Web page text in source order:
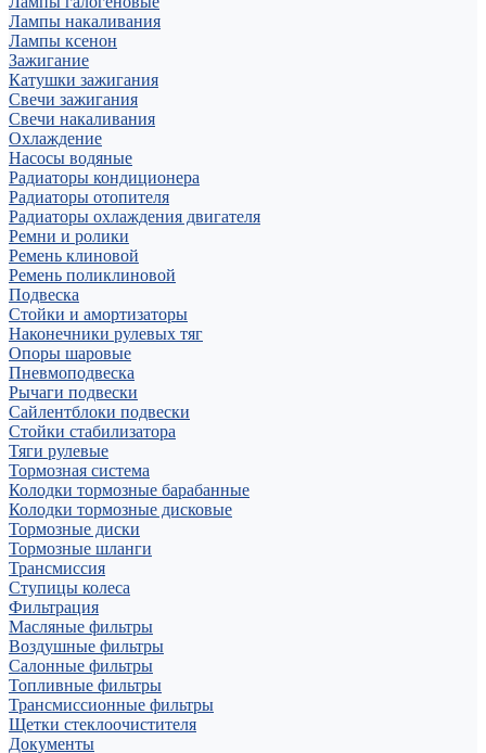
Лампы накаливания
Лампы ксенон
Зажигание
Катушки зажигания
Свечи зажигания
Свечи накаливания
Охлаждение
Насосы водяные
Радиаторы кондиционера
Радиаторы отопителя
Радиаторы охлаждения двигателя
Ремни и ролики
Ремень клиновой
Ремень поликлиновой
Подвеска
Стойки и амортизаторы
Наконечники рулевых тяг
Опоры шаровые
Пневмоподвеска
Рычаги подвески
Сайлентблоки подвески
Стойки стабилизатора
Тяги рулевые
Тормозная система
Колодки тормозные барабанные
Колодки тормозные дисковые
Тормозные диски
Тормозные шланги
Трансмиссия
Ступицы колеса
Фильтрация
Масляные фильтры
Воздушные фильтры
Салонные фильтры
Топливные фильтры
Трансмиссионные фильтры
Щетки стеклоочистителя
Документы